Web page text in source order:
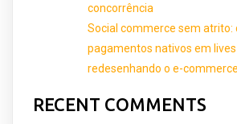
concorrência
Social commerce sem atrito:
pagamentos nativos em
redesenhando o e-
RECENT COMMENTS